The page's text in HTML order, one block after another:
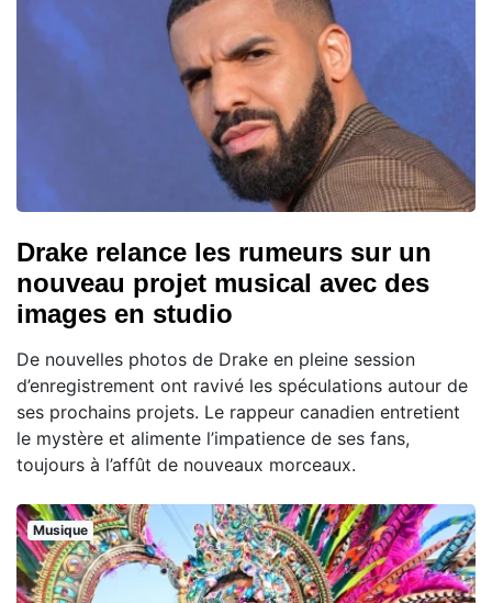
Drake relance les rumeurs sur un
nouveau projet musical avec des
images en studio
De nouvelles photos de Drake en pleine session
d’enregistrement ont ravivé les spéculations autour de
ses prochains projets. Le rappeur canadien entretient
le mystère et alimente l’impatience de ses fans,
toujours à l’affût de nouveaux morceaux.
Musique